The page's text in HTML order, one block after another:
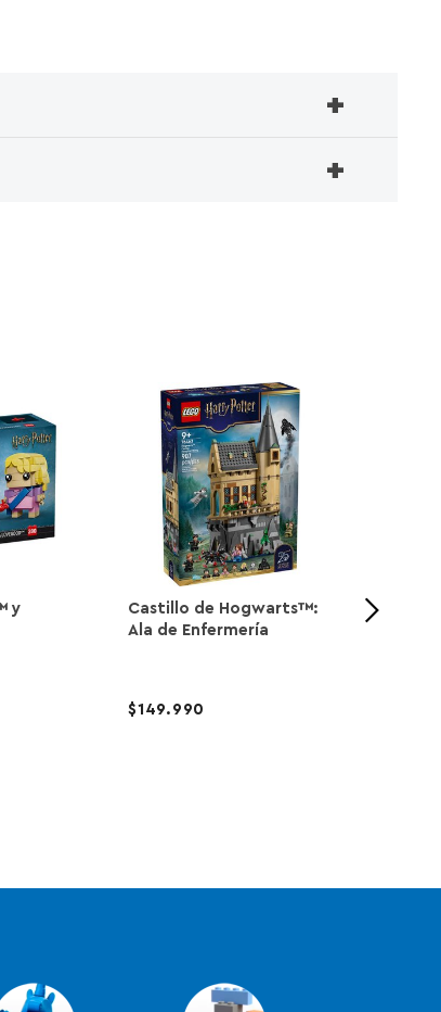
+
+
y
Castillo de Hogwarts™:
Ala de Enfermería
149.990